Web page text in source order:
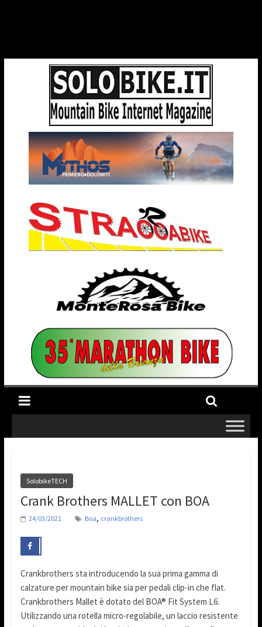
SolobikeTECH
Crank Brothers MALLET con BOA
24/03/2021 Boa, crankbrothers
Crankbrothers sta introducendo la sua prima gamma di
calzature per mountain bike sia per pedali clip-in che flat.
Crankbrothers Mallet è dotato del BOA® Fit System L6.
Utilizzando una rotella micro-regolabile, un laccio resistente